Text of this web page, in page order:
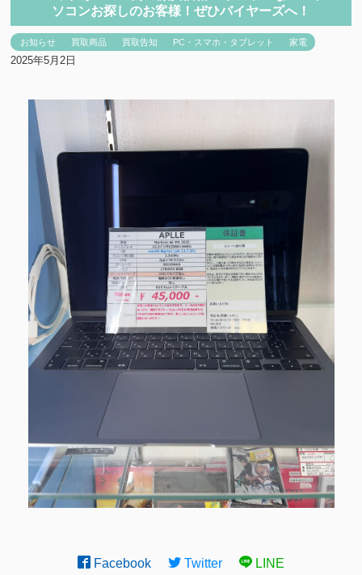
ソコンお探しのお客様！ぜひバイヤーズへ！
お知らせ 買取商品 買取告知 PC・スマホ・タブレット 家電
2025年5月2日
Facebook Twitter LINE